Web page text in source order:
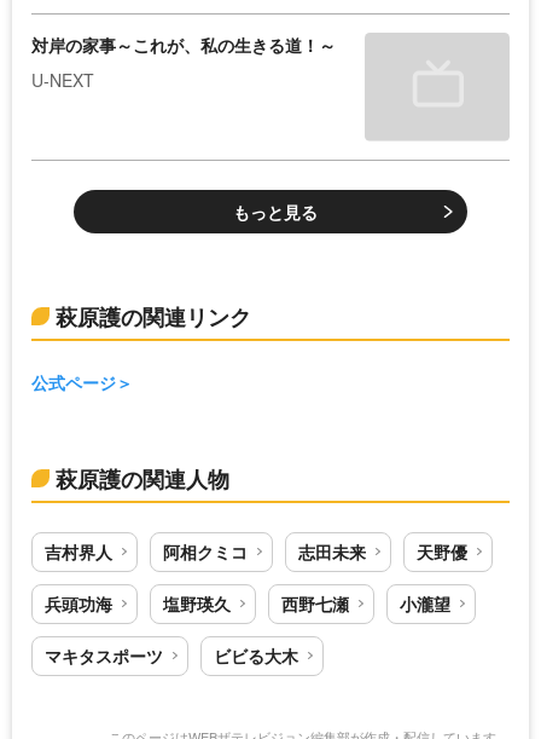
対岸の家事～これが、私の生きる道！～
U-NEXT
もっと見る
萩原護の関連リンク
公式ページ
萩原護の関連人物
吉村界人 阿相クミコ 志田未来 天野優
兵頭功海 塩野瑛久 西野七瀬 小瀧望
マキタスポーツ ビビる大木